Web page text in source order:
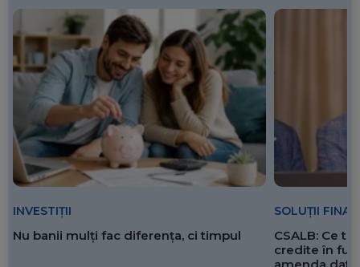
INVESTIȚII
Nu banii mulți fac diferența, ci timpul
SOLUȚII
CSALB: Ce
credite în